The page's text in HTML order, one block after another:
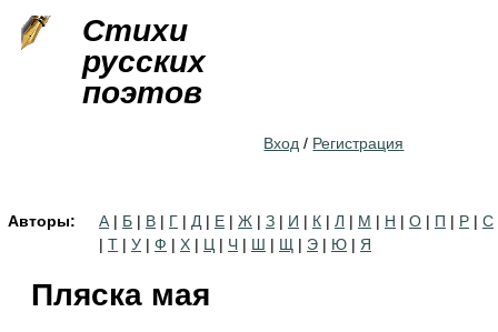
Стихи
русских
поэтов
Вход / Регистрация
Авторы: А | Б | В | Г | Д | Е | Ж | З | И | К | Л | М | Н | О | П | Р | С
| Т | У | Ф | Х | Ц | Ч | Ш | Щ | Э | Ю | Я
Пляска мая